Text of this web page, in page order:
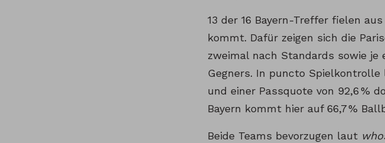
13 der 16 Bayern-Treffer fielen
kommt. Dafür zeigen sich die
zweimal nach Standards sowie
Gegners. In puncto Spielkontrolle
und einer Passquote von 92,6 %
Bayern kommt hier auf 66,7 %
Beide Teams bevorzugen laut